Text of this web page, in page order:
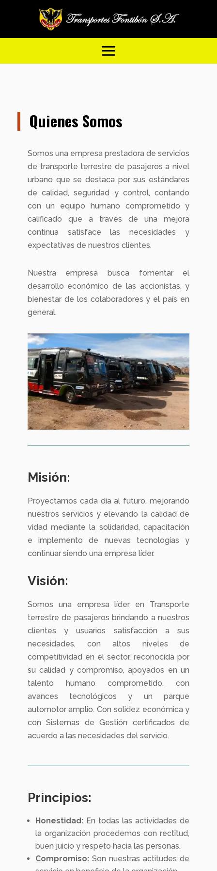
Quienes Somos
Somos una empresa prestadora de servicios
de transporte terrestre de pasajeros a nivel
urbano que se destaca por sus estándares
de calidad, seguridad y control, contando
con un equipo humano comprometido y
calificado que a través de una mejora
continua satisface las necesidades y
expectativas de nuestros clientes.
Nuestra empresa busca fomentar el
desarrollo económico de las accionistas, y
bienestar de los colaboradores y el país en
general.
Misión:
Proyectamos cada día al futuro, mejorando
nuestros servicios y elevando la calidad de
vidad mediante la solidaridad, capacitación
e implemento de nuevas tecnologías y
continuar siendo una empresa líder.
Visión:
Somos una empresa líder en Transporte
terrestre de pasajeros brindando a nuestros
clientes y usuarios satisfacción a sus
necesidades, con altos niveles de
competitividad en el sector, reconocida por
su calidad y compromiso, apoyados en un
talento humano comprometido, con
avances tecnológicos y un parque
automotor amplio. Con solidez económica y
con Sistemas de Gestión certificados de
acuerdo a las necesidades del servicio.
Principios:
Honestidad: En todas las actividades de
la organización procedemos con rectitud,
buen juicio y respeto hacia las personas.
Compromiso: Son nuestras actitudes de